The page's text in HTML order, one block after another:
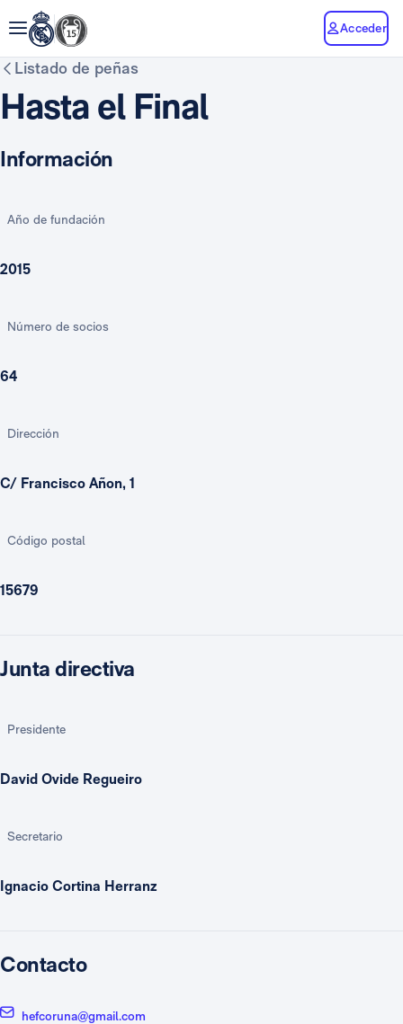
Acceder
Listado de peñas
Hasta el Final
Información
Año de fundación
2015
Número de socios
64
Dirección
C/ Francisco Añon, 1
Código postal
15679
Junta directiva
Presidente
David Ovide Regueiro
Secretario
Ignacio Cortina Herranz
Contacto
hefcoruna@gmail.com